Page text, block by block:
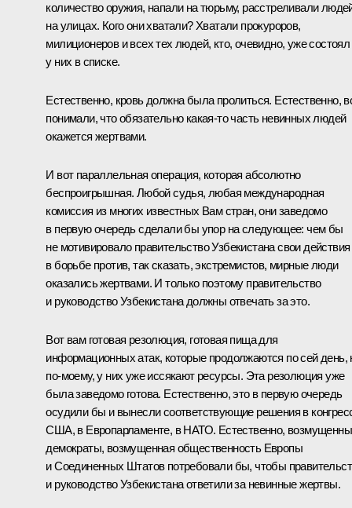
количество оружия, напали на тюрьму, расстреливали
на улицах. Кого они хватали? Хватали прокуроров,
милиционеров и всех тех людей, кто, очевидно, уже состоял
у них в списке.
Естественно, кровь должна была пролиться. Естественно,
понимали, что обязательно какая‑то часть невинных людей
окажется жертвами.
И вот параллельная операция, которая абсолютно
беспроигрышная. Любой судья, любая международная
комиссия из многих известных Вам стран, они заведомо
в первую очередь сделали бы упор на следующее: чем бы
не мотивировало правительство Узбекистана свои действия
в борьбе против, так сказать, экстремистов, мирные люди
оказались жертвами. И только поэтому правительство
и руководство Узбекистана должны отвечать за это.
Вот вам готовая резолюция, готовая пища для
информационных атак, которые продолжаются по сей день,
по‑моему, у них уже иссякают ресурсы. Эта резолюция уже
была заведомо готова. Естественно, это в первую очередь
осудили бы и вынесли соответствующие решения в
США, в Европарламенте, в НАТО. Естественно,
демократы, возмущенная общественность Европы
и Соединенных Штатов потребовали бы, чтобы
и руководство Узбекистана ответили за невинные жертвы.